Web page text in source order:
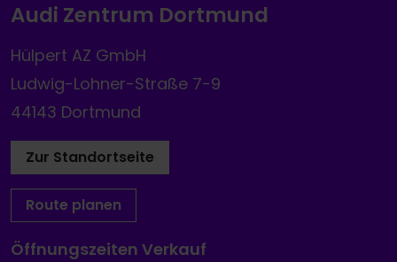
Audi Zentrum Dortmund
Hülpert AZ GmbH
Ludwig-Lohner-Straße 7-9
44143 Dortmund
Zur Standortseite
Route planen
Öffnungszeiten Verkauf